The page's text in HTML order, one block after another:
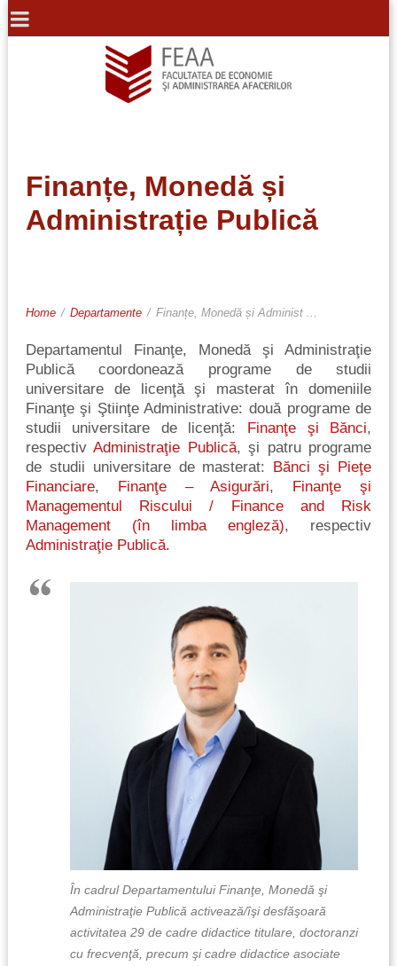
Finanțe, Monedă și
Administrație Publică
Home / Departamente / Finanțe, Monedă și Administ ...
Departamentul Finanţe, Monedă şi Administraţie
Publică coordonează programe de studii
universitare de licenţă şi masterat în domeniile
Finanţe şi Ştiinţe Administrative: două programe de
studii universitare de licenţă: Finanţe şi Bănci,
respectivAdministraţie Publică, şi patru programe
de studii universitare de masterat: Bănci şi Pieţe
Financiare, Finanţe – Asigurări, Finanţe şi
Managementul Riscului / Finance and Risk
Management (în limba engleză), respectiv
Administraţie Publică.
În cadrul Departamentului Finanţe, Monedă şi
Administraţie Publică activează/îşi desfăşoară
activitatea 29 de cadre didactice titulare, doctoranzi
cu frecvenţă, precum şi cadre didactice asociate